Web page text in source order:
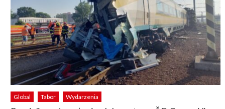
Global Tabor Wydarzenia